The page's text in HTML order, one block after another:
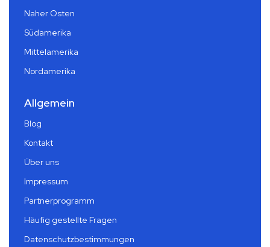
Naher Osten
Südamerika
Mittelamerika
Nordamerika
Allgemein
Blog
Kontakt
Über uns
Impressum
Partnerprogramm
Häufig gestellte Fragen
Datenschutzbestimmungen